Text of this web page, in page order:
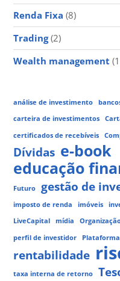
Renda Fixa (8)
Trading(2)
Wealth management
análise de investimento
carteira de investimentos
certificados de recebíveis
Dívidas e-book
educação
Futuro gestão de
imposto de renda imóveis
LiveCapital
mídia
perfil de investidor
rentabilidade
taxa interna de retorno